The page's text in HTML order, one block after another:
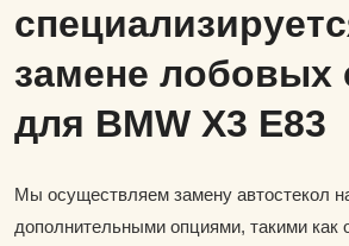
замене лобовых
для BMW X3 E83
Мы осуществляем замену автостекол
дополнительными опциями, такими как